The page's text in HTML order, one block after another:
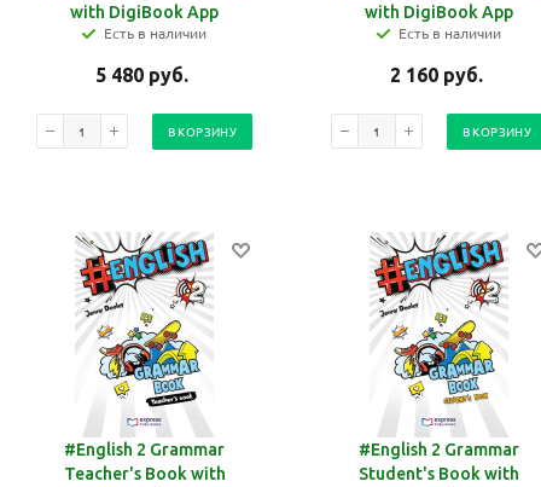
with DigiBook App
Есть в наличии
5 480 руб.
В КОРЗИНУ
with DigiBook App
Есть в наличии
2 160 руб.
В КОРЗИНУ
#English 2 Grammar
Teacher's Book with
#English 2 Grammar
Student's Book with